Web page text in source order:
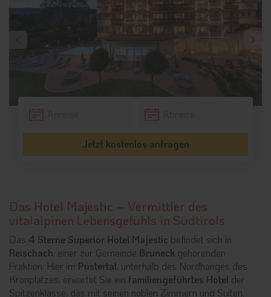
Jetzt kostenlos anfragen
Das Hotel Majestic – Vermittler des
vitalalpinen Lebensgefühls in Südtirols
Das 4 Sterne Superior Hotel Majestic befindet sich in
Reischach , einer zur Gemeinde Bruneck gehörenden
Fraktion. Hier im Pustertal , unterhalb des Nordhanges des
Kronplatzes, erwartet Sie ein familiengeführtes Hotel der
Spitzenklasse, das mit seinen noblen Zimmern und Suiten,